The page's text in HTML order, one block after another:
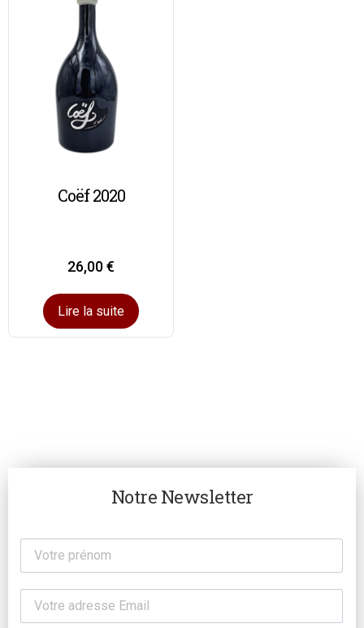
Coëf 2020
26,00€
Lire la suite
Notre Newsletter